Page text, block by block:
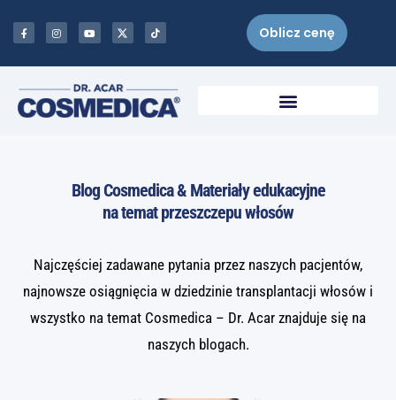
Oblicz cenę
Blog Cosmedica & Materiały edukacyjne
na temat przeszczepu włosów
Najczęściej zadawane pytania przez naszych pacjentów,
najnowsze osiągnięcia w dziedzinie transplantacji włosów i
wszystko na temat Cosmedica – Dr. Acar znajduje się na
naszych blogach.